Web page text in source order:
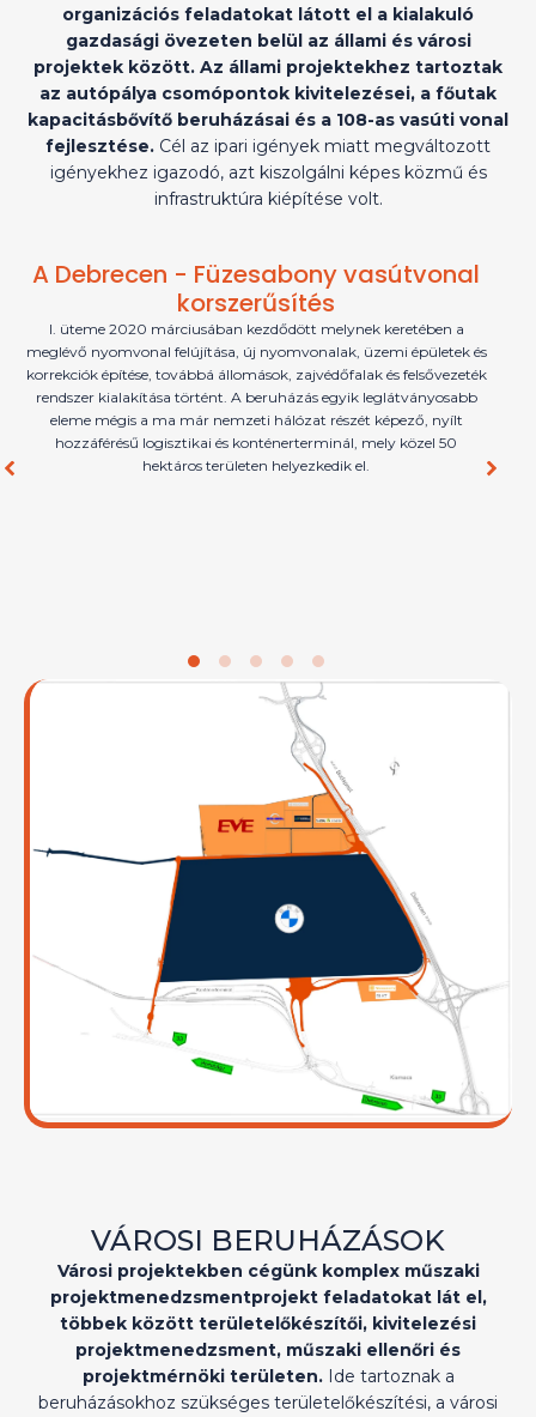
organizációs feladatokat látott el a kialakuló
gazdasági övezeten belül az állami és városi
projektek között. Az állami projektekhez tartoztak
az autópálya csomópontok kivitelezései, a főutak
kapacitásbővítő beruházásai és a 108-as vasúti vonal
fejlesztése. Cél az ipari igények miatt megváltozott
igényekhez igazodó, azt kiszolgálni képes közmű és
infrastruktúra kiépítése volt.
A Debrecen - Füzesabony vasútvonal
korszerűsítés
I. üteme 2020 márciusában kezdődött melynek keretében a
meglévő nyomvonal felújítása, új nyomvonalak, üzemi épületek és
korrekciók építése, továbbá állomások, zajvédőfalak és felsővezeték
rendszer kialakítása történt. A beruházás egyik leglátványosabb
eleme mégis a ma már nemzeti hálózat részét képező, nyílt
hozzáférésű logisztikai és konténerterminál, mely közel 50
hektáros területen helyezkedik el.
VÁROSI BERUHÁZÁSOK
Városi projektekben cégünk komplex műszaki
projektmenedzsmentprojekt feladatokat lát el,
többek között területelőkészítői, kivitelezési
projektmenedzsment, műszaki ellenőri és
projektmérnöki területen.Ide tartoznak a
beruházásokhoz szükséges területelőkészítési, a városi